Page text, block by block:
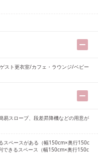
スト更衣室/カフェ・ラウンジ/ベビー
易スロープ、段差昇降機などの用意が
スペースがある（幅150cm×奥行150c
できるスペース（幅150cm×奥行150c